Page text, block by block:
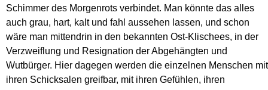
Schimmer des Morgenrots verbindet. Man könnte das alles
auch grau, hart, kalt und fahl aussehen lassen, und schon
wäre man mittendrin in den bekannten Ost-Klischees, in der
Verzweiflung und Resignation der Abgehängten und
Wutbürger. Hier dagegen werden die einzelnen Menschen mit
ihren Schicksalen greifbar, mit ihren Gefühlen, ihren